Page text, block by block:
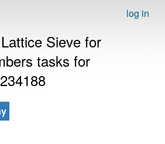
log in
Sieve for
tasks for